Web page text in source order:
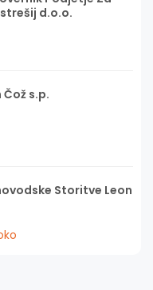
d.o.o.
s.p.
Storitve Leon